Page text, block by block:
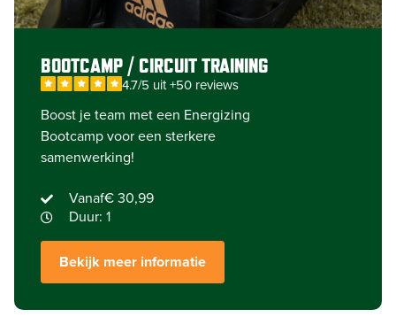
BOOTCAMP / CIRCUIT TRAINING
4.7/5 uit +50 reviews
Boost je team met een Energizing
Bootcamp voor een sterkere
samenwerking!
Vanaf€ 30,99
Duur: 1
Bekijk meer informatie